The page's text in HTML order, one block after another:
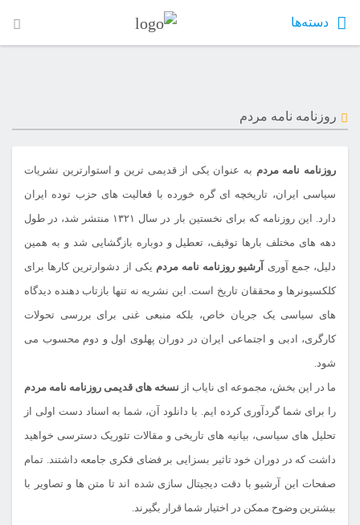
دسته‌ها
روزنامه نامه مردم
روزنامه نامه مردم به عنوان یکی از قدیمی ترین و استوارترین نشریات
سیاسی ایران، تاریخچه ای گره خورده با فعالیت های حزب توده ایران
دارد. این روزنامه که برای نخستین بار در سال ۱۳۲۱ منتشر شد، در طول
دهه های مختلف بارها توقیف، تعطیل و دوباره بازگشایی شد و به همین
دلیل، جمع آوری
آرشیو روزنامه نامه مردم یکی از دشوارترین کارها برای
کلکسیونرها و محققان تاریخ است. این نشریه نه تنها بازتاب دهنده دیدگاه
های سیاسی یک جریان خاص، بلکه منبعی غنی برای بررسی تحولات
کارگری، ادبی و اجتماعی ایران در دوران پهلوی اول و دوم محسوب می
شود.
ما در این بخش، مجموعه ای نایاب از نسخه های قدیمی روزنامه نامه مردم
را برای شما گردآوری کرده ایم. با دانلود آن، شما به اسناد دست اولی از
تحلیل های سیاسی، بیانیه های تاریخی و مقالات تئوریک دسترسی خواهید
داشت که در دوران خود تاثیر بسزایی بر فضای فکری جامعه داشتند. تمام
صفحات این آرشیو با دقت دیجیتال سازی شده اند تا متن ها و تصاویر با
بیشترین وضوح ممکن در اختیار شما قرار بگیرند.